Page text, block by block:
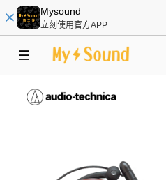
Mysound
立刻使用官方APP